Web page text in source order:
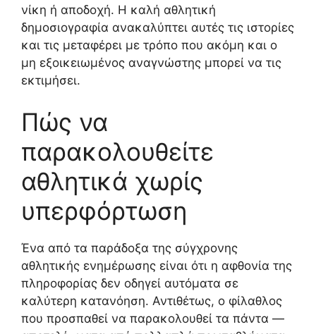
νίκη ή αποδοχή. Η καλή αθλητική
δημοσιογραφία ανακαλύπτει αυτές τις ιστορίες
και τις μεταφέρει με τρόπο που ακόμη και ο
μη εξοικειωμένος αναγνώστης μπορεί να τις
εκτιμήσει.
Πώς να
παρακολουθείτε
αθλητικά χωρίς
υπερφόρτωση
Ένα από τα παράδοξα της σύγχρονης
αθλητικής ενημέρωσης είναι ότι η αφθονία της
πληροφορίας δεν οδηγεί αυτόματα σε
καλύτερη κατανόηση. Αντιθέτως, ο φίλαθλος
που προσπαθεί να παρακολουθεί τα πάντα —